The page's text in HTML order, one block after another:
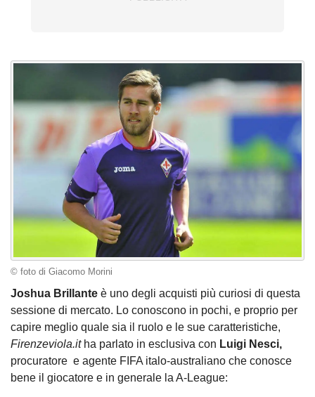
© foto di Giacomo Morini
Joshua Brillante è uno degli acquisti più curiosi di questa
sessione di mercato. Lo conoscono in pochi, e proprio per
capire meglio quale sia il ruolo e le sue caratteristiche,
Firenzeviola.itha parlato in esclusiva con Luigi Nesci,
procuratore e agente FIFA italo-australiano che conosce
bene il giocatore e in generale la A-League: